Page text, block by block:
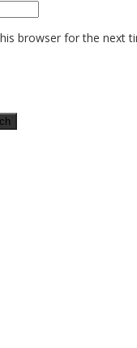
browser for the next